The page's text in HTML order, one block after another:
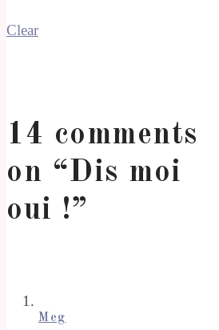
Clear
14 comments
on “Dis moi
oui !”
Meg